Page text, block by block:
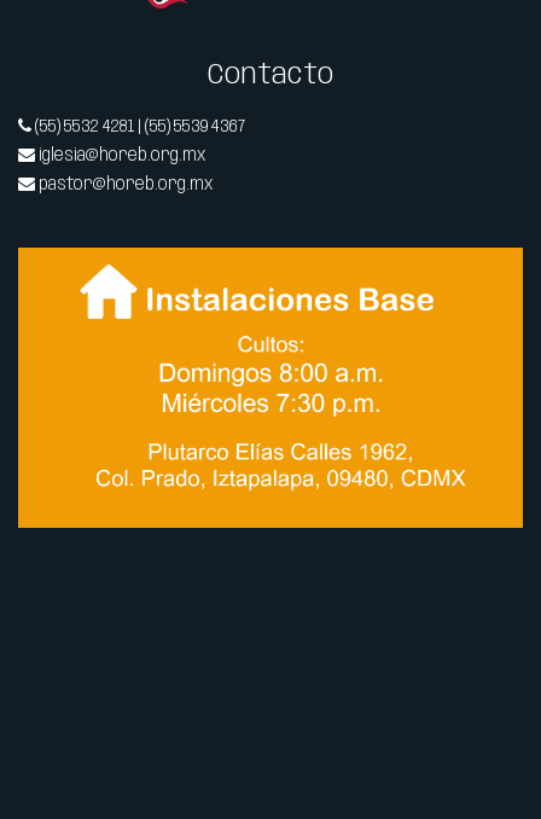
Contacto
(55) 5532 4281 | (55) 5539 4367
iglesia@horeb.org.mx
pastor@horeb.org.mx